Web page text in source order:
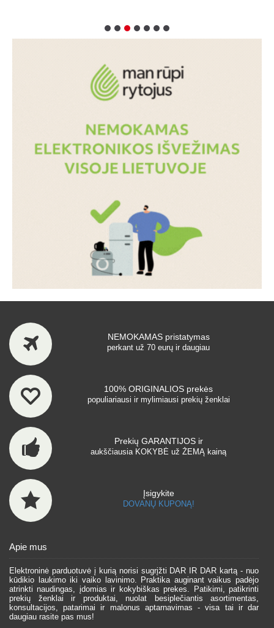
NEMOKAMAS pristatymas
perkant už 70 eurų ir daugiau
100% ORIGINALIOS prekės
populiariausi ir mylimiausi prekių ženklai
Prekių GARANTIJOS ir
aukščiausia KOKYBĖ už ŽEMĄ kainą
Įsigykite
DOVANŲ KUPONĄ!
Apie mus
Elektroninė parduotuvė į kurią norisi sugrįžti DAR IR DAR kartą - nuo
kūdikio laukimo iki vaiko lavinimo. Praktika auginant vaikus padėjo
atrinkti naudingas, įdomias ir kokybiškas prekes. Patikimi, patikrinti
prekių ženklai ir produktai, nuolat besiplečiantis asortimentas,
konsultacijos, patarimai ir malonus aptarnavimas - visa tai ir dar
daugiau rasite pas mus!